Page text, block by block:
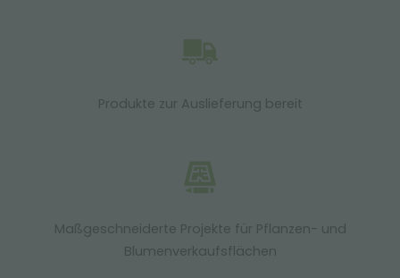
Produkte zur Auslieferung bereit
Maßgeschneiderte Projekte für Pflanzen- und
Blumenverkaufsflächen